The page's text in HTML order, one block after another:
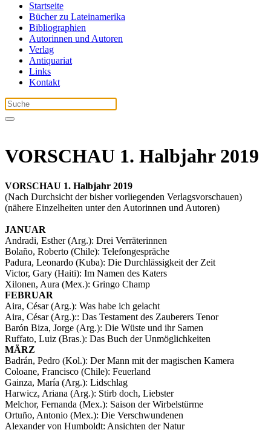
Startseite
Bücher zu Lateinamerika
Bibliographien
Autorinnen und Autoren
Verlag
Antiquariat
Links
Kontakt
VORSCHAU 1. Halbjahr 2019
VORSCHAU 1. Halbjahr 2019
(Nach Durchsicht der bisher vorliegenden Verlagsvorschauen)
(nähere Einzelheiten unter den Autorinnen und Autoren)
JANUAR
Andradi, Esther (Arg.): Drei Verräterinnen
Bolaño, Roberto (Chile): Telefongespräche
Padura, Leonardo (Kuba): Die Durchlässigkeit der Zeit
Victor, Gary (Haiti): Im Namen des Katers
Xilonen, Aura (Mex.): Gringo Champ
FEBRUAR
Aira, César (Arg.): Was habe ich gelacht
Aira, César (Arg.):: Das Testament des Zauberers Tenor
Barón Biza, Jorge (Arg.): Die Wüste und ihr Samen
Ruffato, Luiz (Bras.): Das Buch der Unmöglichkeiten
MÄRZ
Badrán, Pedro (Kol.): Der Mann mit der magischen Kamera
Coloane, Francisco (Chile): Feuerland
Gainza, María (Arg.): Lidschlag
Harwicz, Ariana (Arg.): Stirb doch, Liebster
Melchor, Fernanda (Mex.): Saison der Wirbelstürme
Ortuño, Antonio (Mex.): Die Verschwundenen
Alexander von Humboldt: Ansichten der Natur